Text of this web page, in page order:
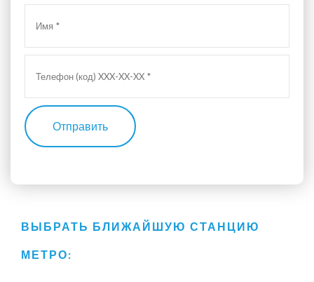
Отправить
ВЫБРАТЬ БЛИЖАЙШУЮ СТАНЦИЮ
МЕТРО: